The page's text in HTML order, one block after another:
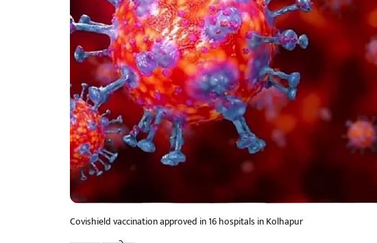
Covishield vaccination approved in 16 hospitals in Kolhapur